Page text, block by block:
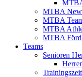
MTBA
MTBA
MTBA
MTBA
Teams
Senioren